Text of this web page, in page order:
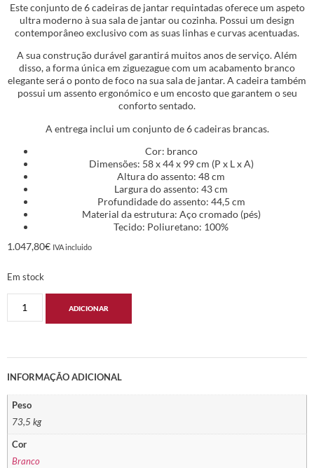
Este conjunto de 6 cadeiras de jantar requintadas oferece um aspeto
ultra moderno à sua sala de jantar ou cozinha. Possui um design
contemporâneo exclusivo com as suas linhas e curvas acentuadas.
A sua construção durável garantirá muitos anos de serviço. Além
disso, a forma única em ziguezague com um acabamento branco
elegante será o ponto de foco na sua sala de jantar. A cadeira também
possui um assento ergonómico e um encosto que garantem o seu
conforto sentado.
A entrega inclui um conjunto de 6 cadeiras brancas.
Cor: branco
Dimensões: 58 x 44 x 99 cm (P x L x A)
Altura do assento: 48 cm
Largura do assento: 43 cm
Profundidade do assento: 44,5 cm
Material da estrutura: Aço cromado (pés)
Tecido: Poliuretano: 100%
1.047,80€ IVA incluido
Em stock
ADICIONAR
INFORMAÇÃO ADICIONAL
Peso
73,5 kg
Cor
Branco